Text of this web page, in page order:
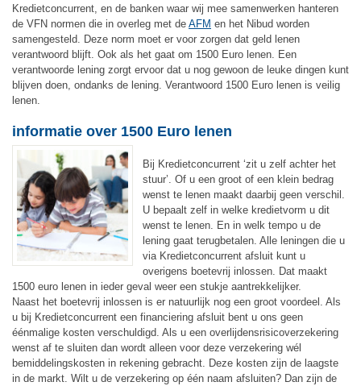
Kredietconcurrent, en de banken waar wij mee samenwerken hanteren
de VFN normen die in overleg met de AFM en het Nibud worden
samengesteld. Deze norm moet er voor zorgen dat geld lenen
verantwoord blijft. Ook als het gaat om 1500 Euro lenen. Een
verantwoorde lening zorgt ervoor dat u nog gewoon de leuke dingen kunt
blijven doen, ondanks de lening. Verantwoord 1500 Euro lenen is veilig
lenen.
informatie over 1500 Euro lenen
Bij Kredietconcurrent ‘zit u zelf achter het
stuur’. Of u een groot of een klein bedrag
wenst te lenen maakt daarbij geen verschil.
U bepaalt zelf in welke kredietvorm u dit
wenst te lenen. En in welk tempo u de
lening gaat terugbetalen. Alle leningen die u
via Kredietconcurrent afsluit kunt u
overigens boetevrij inlossen. Dat maakt
1500 euro lenen in ieder geval weer een stukje aantrekkelijker.
Naast het boetevrij inlossen is er natuurlijk nog een groot voordeel. Als
u bij Kredietconcurrent een financiering afsluit bent u ons geen
éénmalige kosten verschuldigd. Als u een overlijdensrisicoverzekering
wenst af te sluiten dan wordt alleen voor deze verzekering wél
bemiddelingskosten in rekening gebracht. Deze kosten zijn de laagste
in de markt. Wilt u de verzekering op één naam afsluiten? Dan zijn de